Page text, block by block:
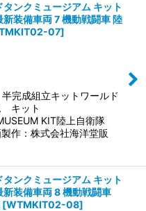
ンクミュージアム キット
装備車両 7 機動戦闘車 陸
07]
完成組立キットワールド
キット
KIT陸上自衛隊
作：株式会社海洋堂販
ンクミュージアム キット
装備車両 8 機動戦闘車
[WTMKIT02-08]